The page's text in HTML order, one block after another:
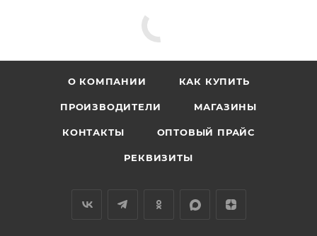
О КОМПАНИИ КАК КУПИТЬ
ПРОИЗВОДИТЕЛИ МАГАЗИНЫ
КОНТАКТЫ ОПТОВЫЙ ПРАЙС
РЕКВИЗИТЫ